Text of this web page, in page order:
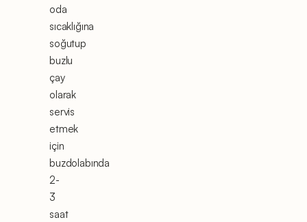
oda
sıcaklığına
soğutup
buzlu
çay
olarak
servis
etmek
için
buzdolabında
2-
3
saat